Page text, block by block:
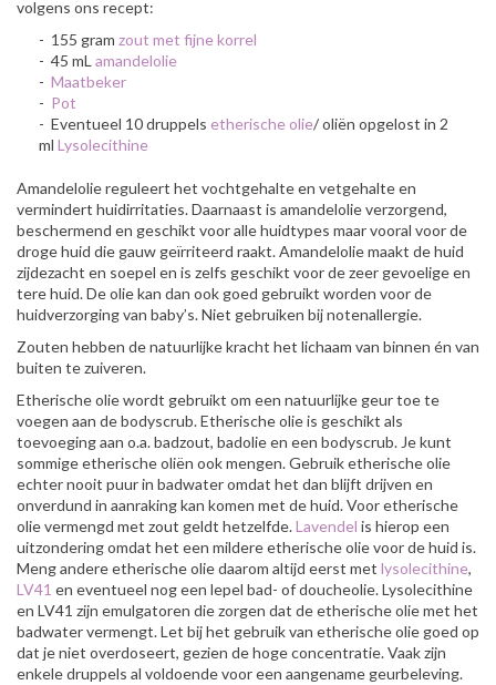
volgens ons recept:
- 155 gram zout met fijne korrel
- 45 mL amandelolie
- Maatbeker
- Pot
- Eventueel 10 druppels etherische olie/ oliën opgelost in 2
ml Lysolecithine
Amandelolie reguleert het vochtgehalte en vetgehalte en
vermindert huidirritaties. Daarnaast is amandelolie verzorgend,
beschermend en geschikt voor alle huidtypes maar vooral voor de
droge huid die gauw geïrriteerd raakt. Amandelolie maakt de huid
zijdezacht en soepel en is zelfs geschikt voor de zeer gevoelige en
tere huid. De olie kan dan ook goed gebruikt worden voor de
huidverzorging van baby’s. Niet gebruiken bij notenallergie.
Zouten hebben de natuurlijke kracht het lichaam van binnen én van
buiten te zuiveren.
Etherische olie wordt gebruikt om een natuurlijke geur toe te
voegen aan de bodyscrub. Etherische olie is geschikt als
toevoeging aan o.a. badzout, badolie en een bodyscrub. Je kunt
sommige etherische oliën ook mengen. Gebruik etherische olie
echter nooit puur in badwater omdat het dan blijft drijven en
onverdund in aanraking kan komen met de huid. Voor etherische
olie vermengd met zout geldt hetzelfde.Lavendel is hierop een
uitzondering omdat het een mildere etherische olie voor de huid is.
Meng andere etherische olie daarom altijd eerst met lysolecithine,
LV41 en eventueel nog een lepel bad- of doucheolie. Lysolecithine
en LV41 zijn emulgatoren die zorgen dat de etherische olie met het
badwater vermengt. Let bij het gebruik van etherische olie goed op
dat je niet overdoseert, gezien de hoge concentratie. Vaak zijn
enkele druppels al voldoende voor een aangename geurbeleving.